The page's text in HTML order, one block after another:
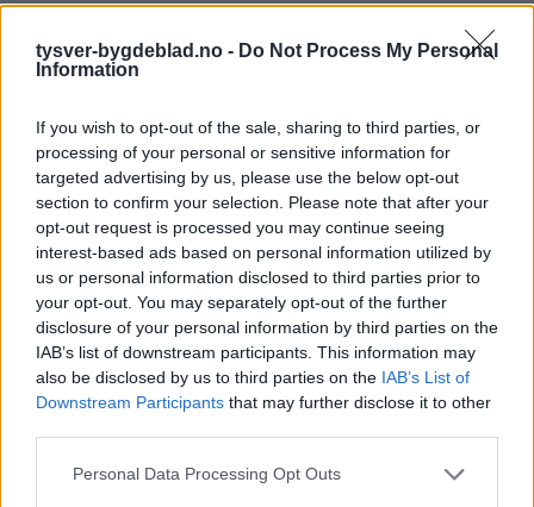
tysver-bygdeblad.no - Do Not Process My Personal
Information
If you wish to opt-out of the sale, sharing to third parties, or
processing of your personal or sensitive information for
targeted advertising by us, please use the below opt-out
section to confirm your selection. Please note that after your
opt-out request is processed you may continue seeing
interest-based ads based on personal information utilized by
us or personal information disclosed to third parties prior to
your opt-out. You may separately opt-out of the further
disclosure of your personal information by third parties on the
IAB’s list of downstream participants. This information may
also be disclosed by us to third parties on the IAB’s List of
Downstream Participants that may further disclose it to other
Personal Data Processing Opt Outs